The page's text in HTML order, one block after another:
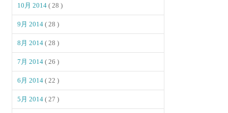
10月 2014( 28 )
9月 2014( 28 )
8月 2014( 28 )
7月 2014( 26 )
6月 2014( 22 )
5月 2014( 27 )